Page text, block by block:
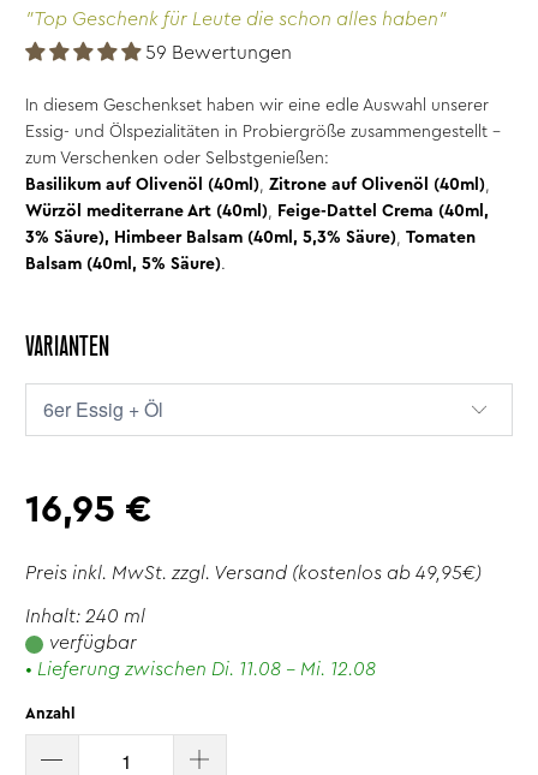
"Top Geschenk für Leute die schon alles haben"
59 Bewertungen
In diesem Geschenkset haben wir eine edle Auswahl unserer
Essig- und Ölspezialitäten in Probiergröße zusammengestellt -
zum Verschenken oder Selbstgenießen:
Basilikum auf Olivenöl (40ml) ,Zitrone auf Olivenöl (40ml)
Würzöl mediterrane Art (40ml)
Feige-Dattel Crema (40ml,
3% Säure), Himbeer Balsam (40ml, 5,3% Säure) ,Tomaten
Balsam (40ml, 5% Säure).
VARIANTEN
16,95 €
Preis inkl. MwSt. zzgl. Versand (kostenlos ab 49,95€)
Inhalt: 240 ml
verfügbar
• Lieferung zwischen Di. 11.08 - Mi. 12.08
Anzahl